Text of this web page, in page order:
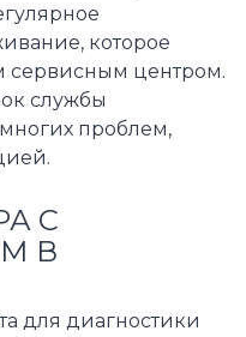
которое
сервисным центром.
службы
проблем,
С
В
для диагностики